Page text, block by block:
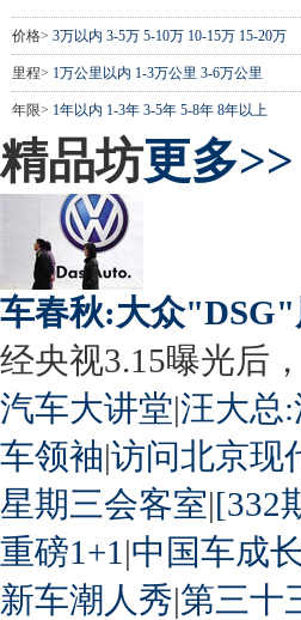
价格> 3万以内 3-5万 5-10万 10-15万 15-20万
里程> 1万公里以内 1-3万公里 3-6万公里
年限> 1年以内 1-3年 3-5年 5-8年 8年以上
精品坊更多>>
车春秋:大众"DSG"
经央视3.15曝光后
汽车大讲堂|汪大总
车领袖|访问北京现
星期三会客室|[332
重磅1+1 |中国车成
新车潮人秀|第三十